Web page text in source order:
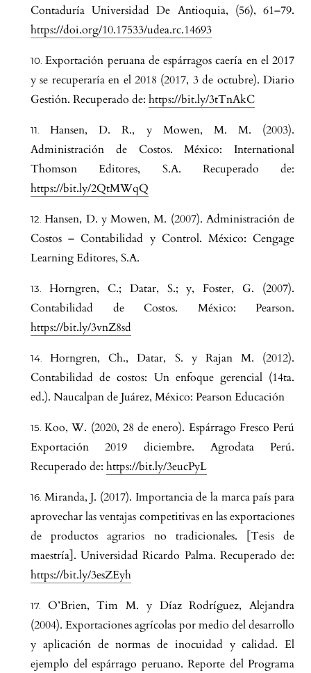
Contaduría Universidad De Antioquia, (56), 61–79.
https://doi.org/10.17533/udea.rc.14693
Exportación peruana de espárragos caería en el 2017
y se recuperaría en el 2018 (2017, 3 de octubre). Diario
Gestión. Recuperado de: https://bit.ly/3tTnAkC
Hansen, D. R., y Mowen, M. M. (2003).
Administración de Costos. México: International
Thomson Editores, S.A. Recuperado de:
https://bit.ly/2QtMWqQ
Hansen, D. y Mowen, M. (2007). Administración de
Costos – Contabilidad y Control. México: Cengage
Learning Editores, S.A.
Horngren, C.; Datar, S.; y, Foster, G. (2007).
Contabilidad de Costos. México: Pearson.
https://bit.ly/3vnZ8sd
Horngren, Ch., Datar, S. y Rajan M. (2012).
Contabilidad de costos: Un enfoque gerencial (14ta.
ed.). Naucalpan de Juárez, México: Pearson Educación
Koo, W. (2020, 28 de enero). Espárrago Fresco Perú
Exportación 2019 diciembre. Agrodata Perú.
Recuperado de: https://bit.ly/3eucPyL
Miranda, J. (2017). Importancia de la marca país para
aprovechar las ventajas competitivas en las exportaciones
de productos agrarios no tradicionales. [Tesis de
maestría]. Universidad Ricardo Palma. Recuperado de:
https://bit.ly/3esZEyh
O’Brien, Tim M. y Díaz Rodríguez, Alejandra
(2004). Exportaciones agrícolas por medio del desarrollo
y aplicación de normas de inocuidad y calidad. El
ejemplo del espárrago peruano. Reporte del Programa